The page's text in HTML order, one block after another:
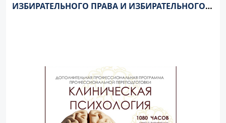
ИЗБИРАТЕЛЬНОГО ПРАВА И ИЗБИРАТЕЛЬНОГО